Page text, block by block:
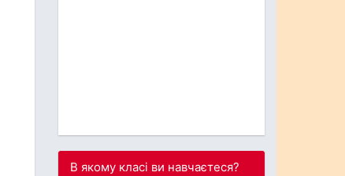
В якому класі ви навчаєтеся?